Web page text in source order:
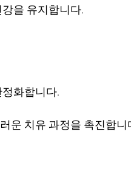
을 유지합니다.
화합니다.
운 치유 과정을 촉진합니